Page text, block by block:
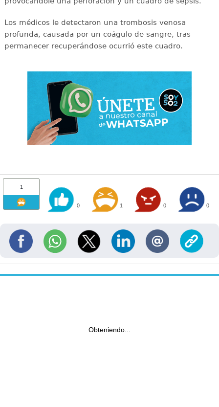
Los médicos le detectaron una trombosis venosa
profunda, causada por un coágulo de sangre, tras
permanecer recuperándose ocurrió este cuadro.
1
0 1 0 0
Obteniendo...